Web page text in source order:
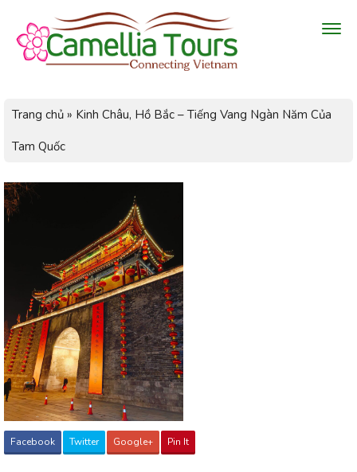
Trang chủ » Kinh Châu, Hồ Bắc – Tiếng Vang Ngàn Năm Của
Tam Quốc
Facebook Twitter Google+ Pin It